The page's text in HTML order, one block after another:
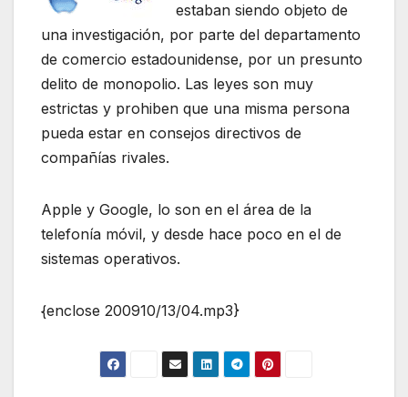
estaban siendo objeto de
una investigación, por parte del departamento
de comercio estadounidense, por un presunto
delito de monopolio. Las leyes son muy
estrictas y prohiben que una misma persona
pueda estar en consejos directivos de
compañías rivales.
Apple y Google, lo son en el área de la
telefonía móvil, y desde hace poco en el de
sistemas operativos.
{enclose 200910/13/04.mp3}